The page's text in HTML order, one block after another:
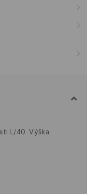
L/40. Výška